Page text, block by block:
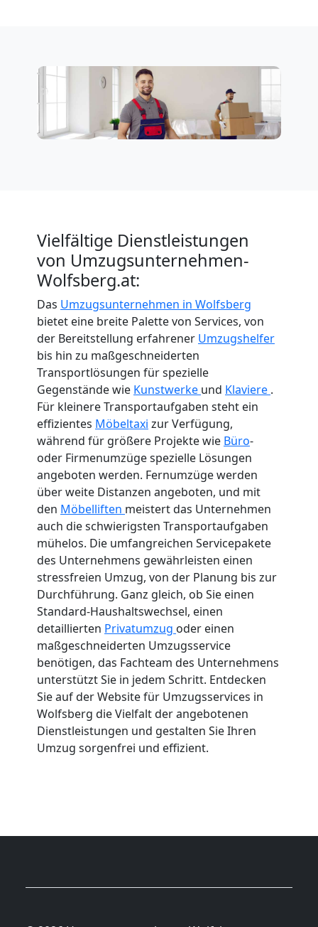
Vielfältige Dienstleistungen
von Umzugsunternehmen-
Wolfsberg.at:
Das Umzugsunternehmen in Wolfsberg
bietet eine breite Palette von Services, von
der Bereitstellung erfahrener Umzugshelfer
bis hin zu maßgeschneiderten
Transportlösungen für spezielle
Gegenstände wie Kunstwerke und Klaviere .
Für kleinere Transportaufgaben steht ein
effizientes Möbeltaxi zur Verfügung,
während für größere Projekte wie Büro-
oder Firmenumzüge spezielle Lösungen
angeboten werden. Fernumzüge werden
über weite Distanzen angeboten, und mit
den Möbelliften meistert das Unternehmen
auch die schwierigsten Transportaufgaben
mühelos. Die umfangreichen Servicepakete
des Unternehmens gewährleisten einen
stressfreien Umzug, von der Planung bis zur
Durchführung. Ganz gleich, ob Sie einen
Standard-Haushaltswechsel, einen
detaillierten Privatumzug oder einen
maßgeschneiderten Umzugsservice
benötigen, das Fachteam des Unternehmens
unterstützt Sie in jedem Schritt. Entdecken
Sie auf der Website für Umzugsservices in
Wolfsberg die Vielfalt der angebotenen
Dienstleistungen und gestalten Sie Ihren
Umzug sorgenfrei und effizient.